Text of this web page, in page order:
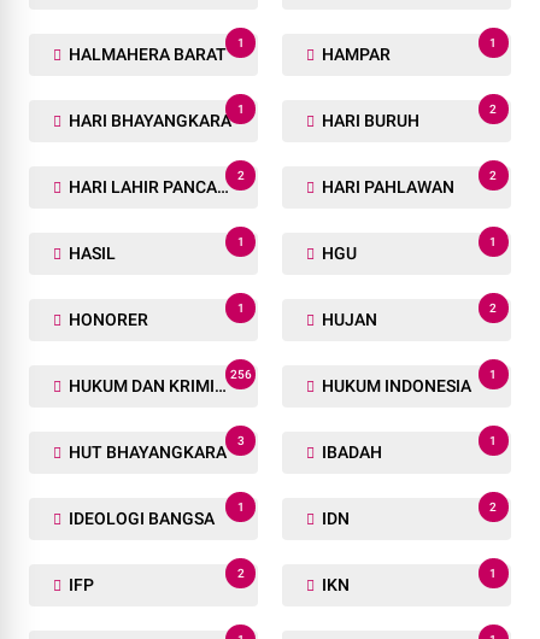
HALMAHERA BARAT
1
HAMPAR
1
HARI BHAYANGKARA
1
HARI BURUH
2
HARI LAHIR PANCASILA
2
HARI PAHLAWAN
2
HASIL
1
HGU
1
HONORER
1
HUJAN
2
HUKUM DAN KRIMINAL
256
HUKUM INDONESIA
1
HUT BHAYANGKARA
3
IBADAH
1
IDEOLOGI BANGSA
1
IDN
2
IFP
2
IKN
1